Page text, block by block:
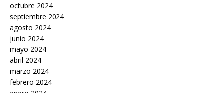
octubre 2024
septiembre 2024
agosto 2024
junio 2024
mayo 2024
abril 2024
marzo 2024
febrero 2024